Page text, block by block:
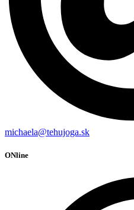
michaela@tehujoga.sk
ONline